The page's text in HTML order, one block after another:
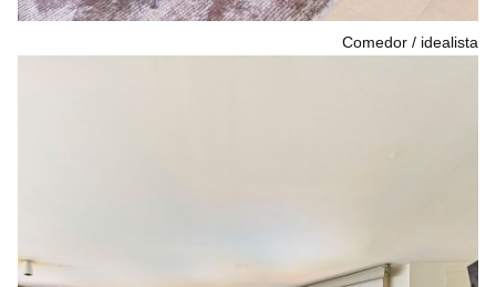
Comedor idealista